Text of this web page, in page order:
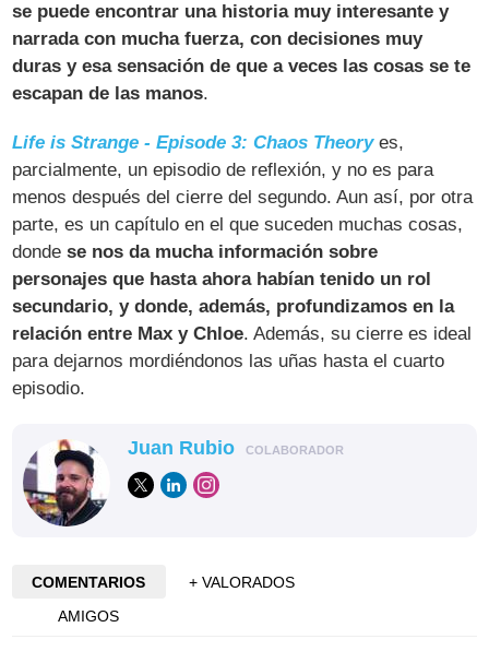
se puede encontrar una historia muy interesante y
narrada con mucha fuerza, con decisiones muy
duras y esa sensación de que a veces las cosas se te
escapan de las manos.
Life is Strange - Episode 3: Chaos Theoryes,
parcialmente, un episodio de reflexión, y no es para
menos después del cierre del segundo. Aun así, por otra
parte, es un capítulo en el que suceden muchas cosas,
dondese nos da mucha información sobre
personajes que hasta ahora habían tenido un rol
secundario, y donde, además, profundizamos en la
relación entre Max y Chloe. Además, su cierre es ideal
para dejarnos mordiéndonos las uñas hasta el cuarto
episodio.
Juan Rubio COLABORADOR
COMENTARIOS
+ VALORADOS
AMIGOS